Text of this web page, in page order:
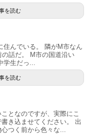
を読む
住んでいる。 隣がM市なん
話だ。 M市の国道沿い
生だっ...
を読む
となのですが、実際にこ
き込ませてください。 出
つく前から色々な...